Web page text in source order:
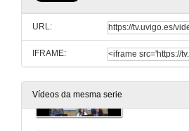
URL:
IFRAME:
Vídeos da mesma serie
8 de maio de 2012